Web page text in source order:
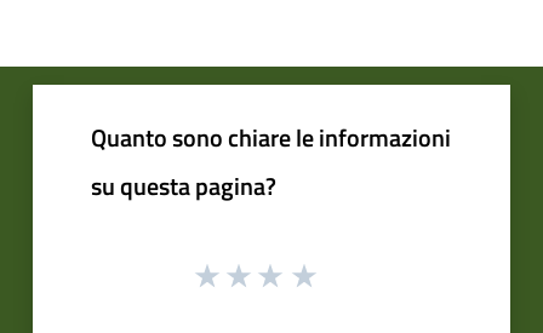
Quanto sono chiare le informazioni
su questa pagina?